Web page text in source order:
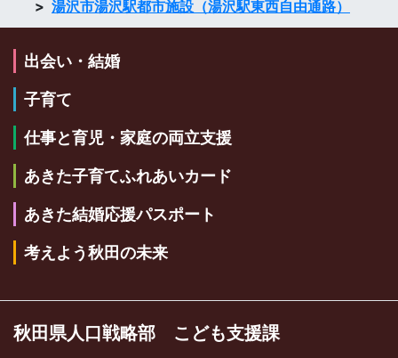
湯沢市湯沢駅都市施設（湯沢駅東西自由通路）
出会い・結婚
子育て
仕事と育児・家庭の両立支援
あきた子育てふれあいカード
あきた結婚応援パスポート
考えよう秋田の未来
秋田県人口戦略部 こども支援課